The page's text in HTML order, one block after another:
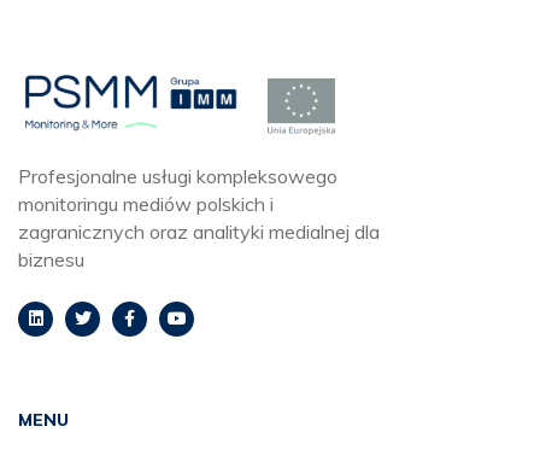
Profesjonalne usługi kompleksowego
monitoringu mediów polskich i
zagranicznych oraz analityki medialnej dla
biznesu
MENU